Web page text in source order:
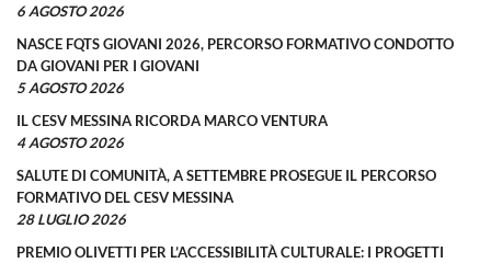
6 AGOSTO 2026
NASCE FQTS GIOVANI 2026, PERCORSO FORMATIVO CONDOTTO
DA GIOVANI PER I GIOVANI
5 AGOSTO 2026
IL CESV MESSINA RICORDA MARCO VENTURA
4 AGOSTO 2026
SALUTE DI COMUNITÀ, A SETTEMBRE PROSEGUE IL PERCORSO
FORMATIVO DEL CESV MESSINA
28 LUGLIO 2026
PREMIO OLIVETTI PER L’ACCESSIBILITÀ CULTURALE: I PROGETTI